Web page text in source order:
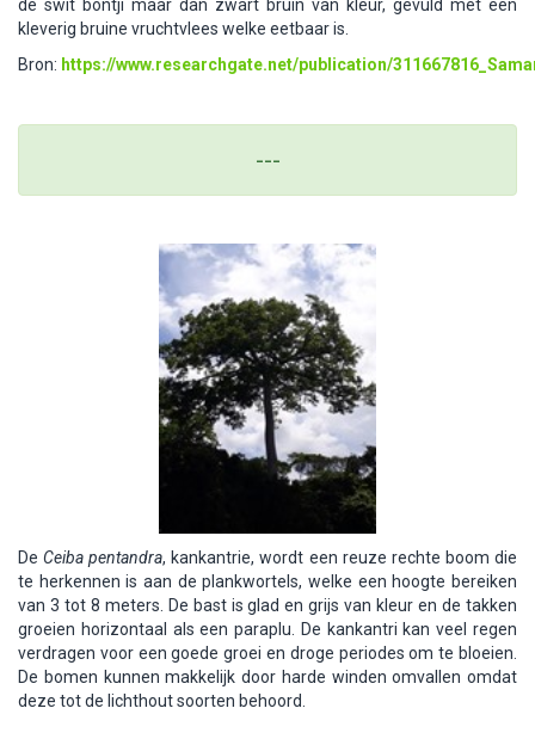
de swit bontji maar dan zwart bruin van kleur, gevuld met een
kleverig bruine vruchtvlees welke eetbaar is.
Bron: https://www.researchgate.net/publication/
---
DeCeiba pentandra, kankantrie, wordt een reuze rechte boom die
te herkennen is aan de plankwortels, welke een hoogte bereiken
van 3 tot 8 meters. De bast is glad en grijs van kleur en de takken
groeien horizontaal als een paraplu. De kankantri kan veel regen
verdragen voor een goede groei en droge periodes om te bloeien.
De bomen kunnen makkelijk door harde winden omvallen omdat
deze tot de lichthout soorten behoord.